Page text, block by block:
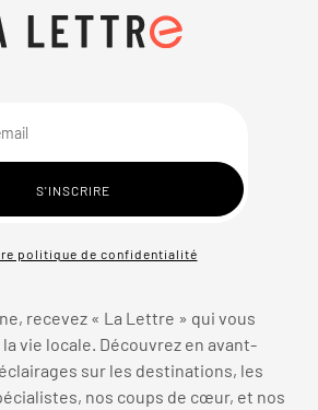
politique de confidentialité
recevez « La Lettre » qui vous
vie locale. Découvrez en avant-
sur les destinations, les
nos coups de cœur, et nos